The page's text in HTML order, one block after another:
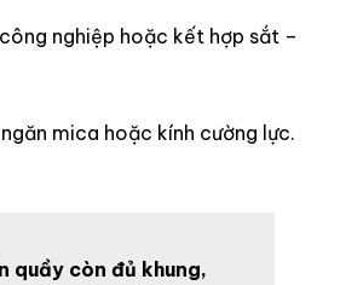
nghiệp hoặc kết hợp sắt –
mica hoặc kính cường lực.
quầy còn đủ khung,